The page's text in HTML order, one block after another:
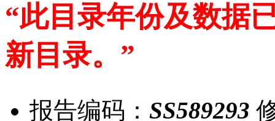
“此目录年份及数据
新目录。”
报告编码： SS589293